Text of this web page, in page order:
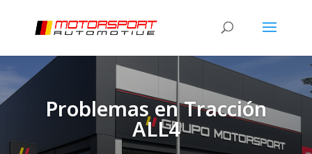
Problemas en Tracción
ALL4
[/et_pb_slide] [/et_pb_slide]